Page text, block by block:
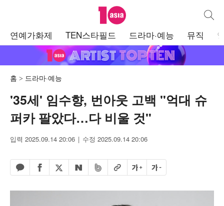
텐아시아 통합
연예가화제 TEN스타필드 드라마·예능 뮤직
홈 드라마·예능
'35세' 임수향, 번아웃 고백 "억대 슈
퍼카 팔았다…다 비울 것"
입력 2025.09.14 20:06 수정 2025.09.14 20:06
카카오톡 공유하기
페이스북 공유하기
엑스 공유하기
네이버 공유하기
밴드 공유하기
URL복사글자 크게글자 작게